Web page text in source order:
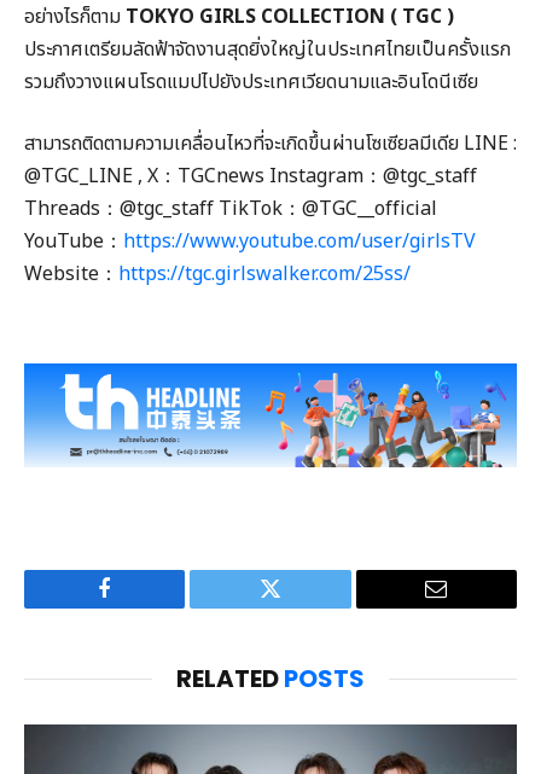
อย่างไรก็ตาม TOKYO GIRLS COLLECTION ( TGC )
ประกาศเตรียมลัดฟ้าจัดงานสุดยิ่งใหญ่ในประเทศไทยเป็นครั้งแรก
รวมถึงวางแผนโรดแมปไปยังประเทศเวียดนามและอินโดนีเซีย
สามารถติดตามความเคลื่อนไหวที่จะเกิดขึ้นผ่านโซเซียลมีเดีย LINE :
@TGC_LINE , X：TGCnews Instagram：@tgc_staff
Threads：@tgc_staff TikTok：@TGC__official
YouTube： https://www.youtube.com/user/girlsTV
Website： https://tgc.girlswalker.com/25ss/
Facebook Twitter Email
RELATEDPOSTS